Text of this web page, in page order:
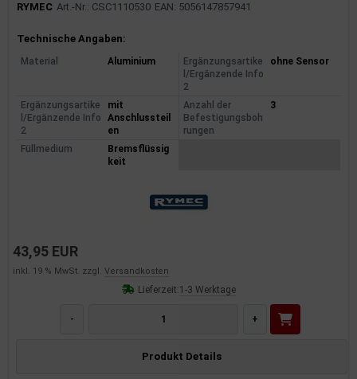
RYMEC Art.-Nr.: CSC1110530 EAN: 5056147857941
Produktinformationen
Technische Angaben:
Material Aluminium
Ergänzungsartike
l/Ergänzende Info
2
ohne Sensor
Ergänzungsartike
l/Ergänzende Info
2
mit
Anschlussteil
en
Anzahl der
Befestigungsboh
rungen
3
Füllmedium
Bremsflüssig
keit
43,95 EUR
inkl. 19 % MwSt. zzgl. Versandkosten
Lieferzeit:1-3 Werktage
- +
Produkt Details